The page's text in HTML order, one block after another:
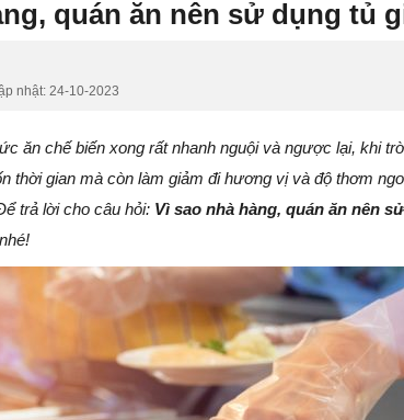
quán ăn nên sử dụng tủ
nhật: 24-10-2023
ăn chế biến xong rất nhanh nguội và ngược lại, khi
thời gian mà còn làm giảm đi hương vị và độ thơm
trả lời cho câu hỏi: Vì sao nhà hàng, quán ăn nên